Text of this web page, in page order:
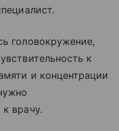
головокружение,
к
и концентрации
к врачу.